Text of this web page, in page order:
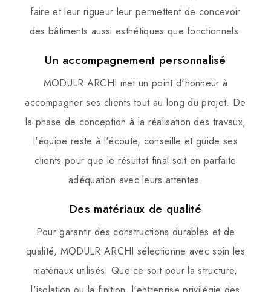
faire et leur rigueur leur permettent de concevoir
des bâtiments aussi esthétiques que fonctionnels.
Un accompagnement personnalisé
MODULR ARCHI met un point d'honneur à
accompagner ses clients tout au long du projet. De
la phase de conception à la réalisation des travaux,
l'équipe reste à l'écoute, conseille et guide ses
clients pour que le résultat final soit en parfaite
adéquation avec leurs attentes.
Des matériaux de qualité
Pour garantir des constructions durables et de
qualité, MODULR ARCHI sélectionne avec soin les
matériaux utilisés. Que ce soit pour la structure,